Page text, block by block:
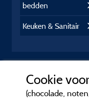
bedden
Keuken & Sanitair
Cookie
(chocolade,